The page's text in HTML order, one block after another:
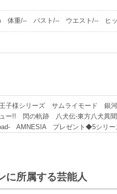
体重/-- バスト/-- ウエスト/-- ヒ
子様シリーズ サムライモード 銀
ー!! 閃の軌跡 八犬伝-東方八犬異
AMNESIA プレゼント◆5シリー
に所属する芸能人